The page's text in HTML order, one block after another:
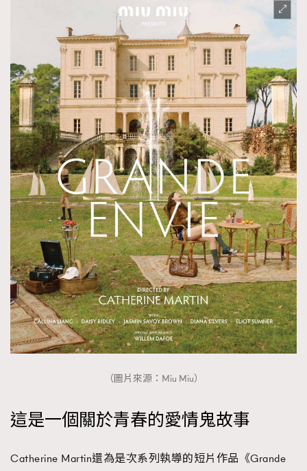
（圖片來源：Miu Miu）
這是一個關於青春的愛情鬼故事
Catherine Martin還為是次系列執導的短片作品《Grande